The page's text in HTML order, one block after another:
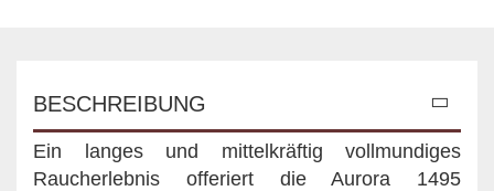
BESCHREIBUNG
Ein langes und mittelkräftig vollmundiges
Raucherlebnis offeriert die Aurora 1495